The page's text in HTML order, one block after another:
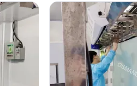
the coating industry,
high-precision
efficiency. This state-of-
ideal for